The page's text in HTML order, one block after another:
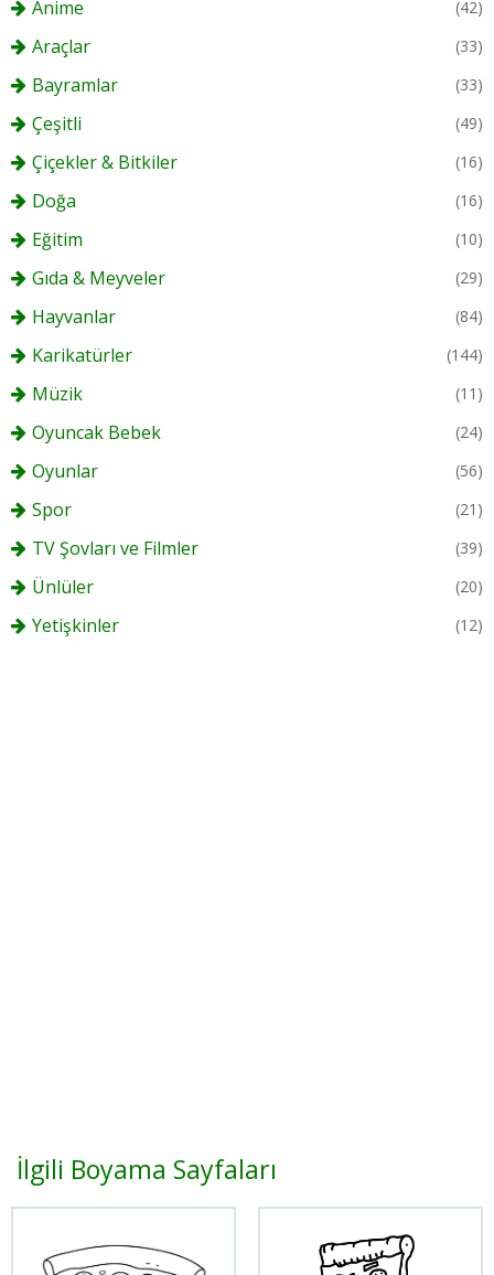
Anime (42)
Araçlar (33)
Bayramlar (33)
Çeşitli (49)
Çiçekler & Bitkiler (16)
Doğa (16)
Eğitim (10)
Gıda & Meyveler (29)
Hayvanlar (84)
Karikatürler (144)
Müzik (11)
Oyuncak Bebek (24)
Oyunlar (56)
Spor (21)
TV Şovları ve Filmler (39)
Ünlüler (20)
Yetişkinler (12)
İlgili Boyama Sayfaları